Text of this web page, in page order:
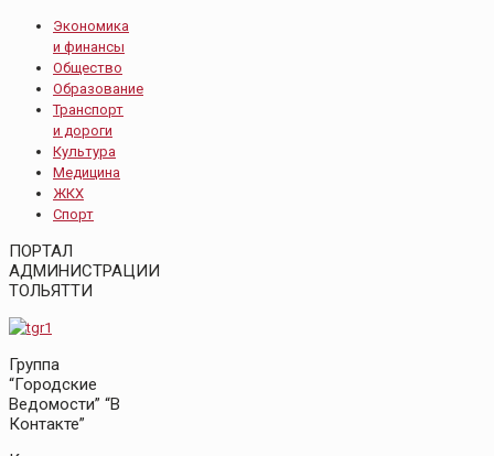
Экономика
и финансы
Общество
Образование
Транспорт
и дороги
Культура
Медицина
ЖКХ
Спорт
ПОРТАЛ
АДМИНИСТРАЦИИ
ТОЛЬЯТТИ
Группа
“Городские
Ведомости” “В
Контакте”